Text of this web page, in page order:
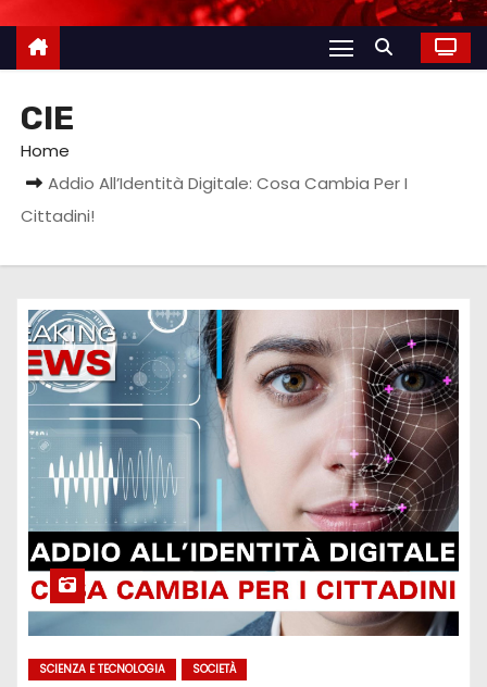
CIE
Home
Addio All’Identità Digitale: Cosa Cambia Per I
Cittadini!
SCIENZA E TECNOLOGIA SOCIETÀ